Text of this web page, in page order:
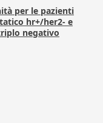
per le pazienti
hr+/her2- e
negativo